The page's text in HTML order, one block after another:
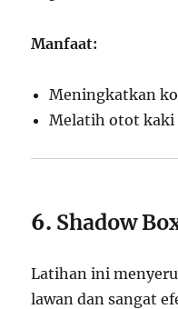
Manfaat:
Meningkatkan
Melatih otot kaki
6. Shadow
Latihan ini
lawan dan sangat